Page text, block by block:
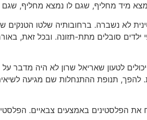
מיד מחליף, שגם לו נמצא מחליף, שגם
לא נשברה. ברחובותיה שלטו הטנקים
ילדים סובלים מתת-תזונה. ובכל זאת,
לטעון שאריאל שרון לא היה מדבר על
להפך, תנופת ההתנחלות שם מגיעה
את הפלסטינים באמצעים צבאיים.